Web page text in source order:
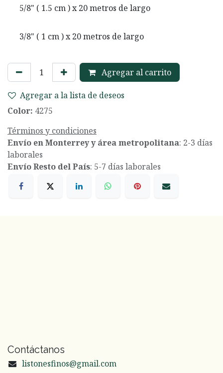
5/8" ( 1.5 cm ) x 20 metros de largo
3/8" ( 1 cm ) x 20 metros de largo
Agregar al carrito
Agregar a la lista de deseos
Color: 4275
Términos y condiciones
Envío en Monterrey y área metropolitana: 2-3 días
laborales
Envío Resto del País: 5-7 días laborales
Contáctanos
listonesfinos@gmail.com